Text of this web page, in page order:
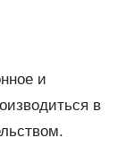
и
в